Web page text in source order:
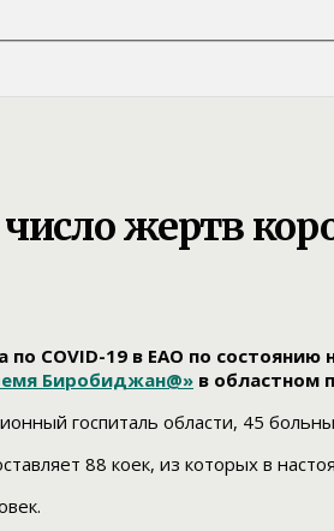
жертв
COVID-19 в ЕАО по
Биробиджан@» в областном
госпиталь области, 45
88 коек, из которых в